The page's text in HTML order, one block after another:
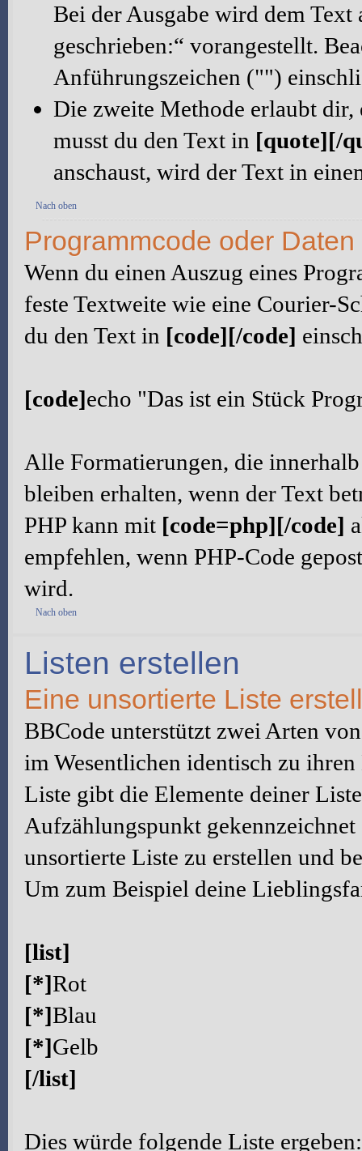
Bei der Ausgabe wird dem
geschrieben:“ vorangestellt.
Anführungszeichen ("")
Die zweite Methode erlaubt dir,
musst du den Text in [quote][/
anschaust, wird der Text in
Nach oben
Programmcode oder
Wenn du einen Auszug eines
feste Textweite wie eine Courier-
du den Text in [code][/code]
[code]echo "Das ist ein Stück
Alle Formatierungen, die
bleiben erhalten, wenn der Text
PHP kann mit [code=php][/code]
empfehlen, wenn PHP-Code
wird.
Nach oben
Listen erstellen
Eine unsortierte Liste
BBCode unterstützt zwei Arten
im Wesentlichen identisch zu
Liste gibt die Elemente deiner
Aufzählungspunkt
unsortierte Liste zu erstellen und
Um zum Beispiel deine
[list]
[*]Rot
[*]Blau
[*]Gelb
[/list]
Dies würde folgende Liste ergeben: